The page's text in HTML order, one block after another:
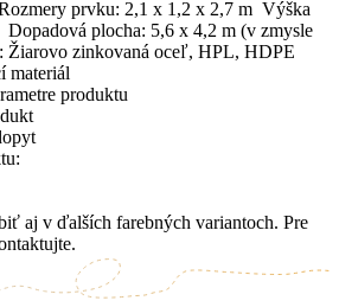
prvku: 2,1 x 1,2 x 2,7 m Výška
plocha: 5,6 x 4,2 m (v zmysle
Žiarovo zinkovaná oceľ, HPL, HDPE
materiál
produktu
aj v ďalších farebných variantoch. Pre